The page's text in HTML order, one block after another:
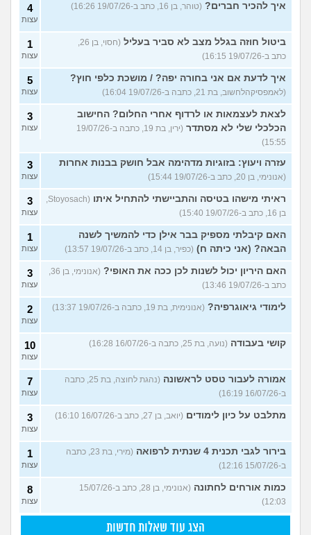
איך להכיר חברים? (טוהר, בן 16, כתב ב-19/07/26 16:26) 4
עצות
ביטול חוזה בגלל מצב לא סביר בעליל
(חסוי, בן 26,
כתב ב-19/07/26 16:15)
1
עצות
איך לדעת אם אני בחורה יפה? / מושכת כלפי חוץ?
(לאמפסיקהלחשוב, בת 21, כתבה ב-19/07/26 16:04)
5
עצות
לצאת לעצמאות או לרדוף אחרי החלום? החישוב
הכלכלי שלי לא מסתדר
(ירין, בת 19, כתבה ב-19/07/26
15:55)
3
עצות
עזרה ויעוץ: בזוגיות מדהימה אבל חושק בבנות אחרות
(אנונימי, בן 20, כתב ב-19/07/26 15:44)
3
עצות
ראיתי מישהו בטיסה והתביישתי להתחיל איתו
(Stoyosach,
בן 16, כתב ב-19/07/26 15:40)
3
עצות
האם קיבלתי מספיק בבר אילן כדי להמשיך לשנה
הבאה? (אני כיתה ח) (כפיר, בן 14, כתב ב-19/07/26 13:57)
1
עצות
האם היריון יכול לשנות לכן ככה את האופי?
(אנונימי, בן 36,
כתב ב-19/07/26 13:46)
3
עצות
לימודי גיאוגרפיה? (אנונימית, בת 19, כתבה ב-19/07/26 13:37) 2
עצות
קושי בעבודה (נועה, בת 25, כתבה ב-16/07/26 16:28) 10
עצות
אמורה לעבור טסט לראשונה
(נהגת לחוצה, בת 25, כתבה
ב-16/07/26 16:19)
7
עצות
מתלבט על כיון לימודים (יואב, בן 27, כתב ב-16/07/26 16:10) 3
עצות
בירור לגבי תכנית 4 שנתית לרפואה
(מירי, בת 23, כתבה
ב-15/07/26 12:16)
1
עצות
כמות אורחים לחתונה
(אנונימי, בן 28, כתב ב-15/07/26
12:03)
8
עצות
הצג עוד שאלות חדשות